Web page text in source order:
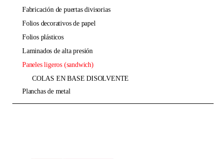
fabricación de puertas divisorias
folios decorativos de papel
folios plásticos
laminados de alta presión
paneles ligeros (sandwich)
COLAS EN BASE DISOLVENTE
planchas de metal